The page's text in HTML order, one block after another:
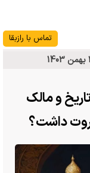
تماس با رازبقا
و مالک
داشت؟